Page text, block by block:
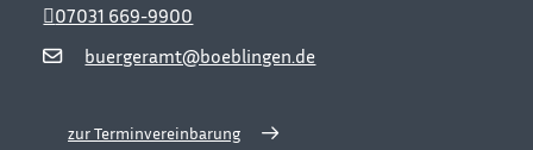
buergeramt@boeblingen.de
07031 669-9900
zur Terminvereinbarung